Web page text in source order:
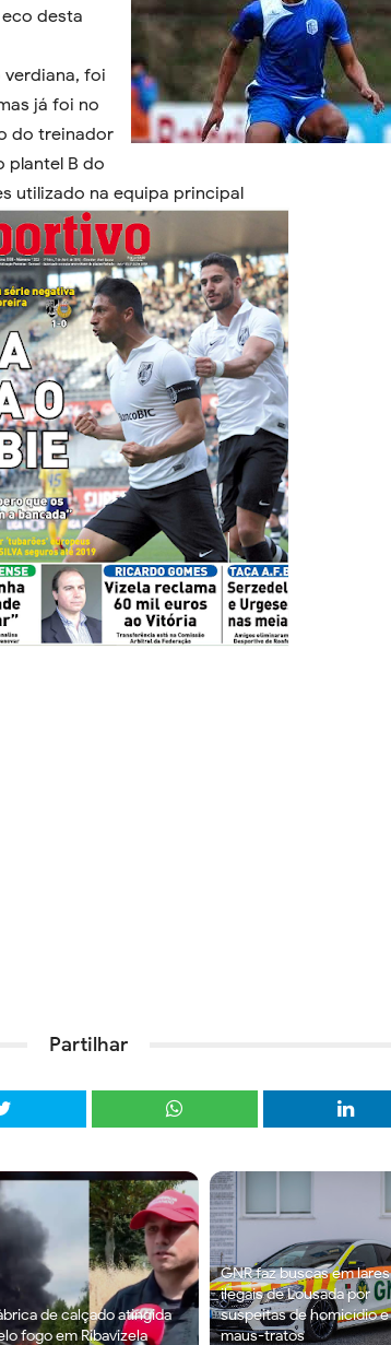
desta
verdiana, foi
já foi no
do treinador
plantel B do
utilizado na equipa principal
Partilhar
de calçado atingida
fogo em Ribavizela
GNR faz buscas em lares
ilegais de Lousada por
suspeitas de homicídio e
maus-tratos